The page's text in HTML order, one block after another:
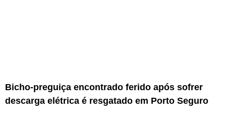
Bicho-preguiça encontrado ferido após sofrer
descarga elétrica é resgatado em Porto Seguro